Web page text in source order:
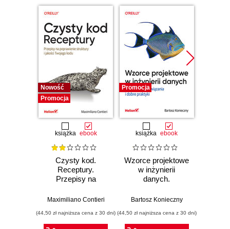
Nowość
Promocja
książka ebook
Czysty kod.
Receptury.
Przepisy na
struktury i jakości
Maximiliano Contieri
(44,50 zł najniższa cena z 30 dni)
Promocja
książka ebook
Wzorce projektowe
w inżynierii
danych.
rozwiązania i dobre
Bartosz Konieczny
(44,50 zł najniższa cena z 30 dni)